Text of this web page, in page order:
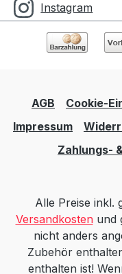
Instagram
AGB Cookie-
Impressum
Zahlungs-
Alle Preise inkl.
Versandkostenund
nicht anders
Zubehör
enthalten ist!